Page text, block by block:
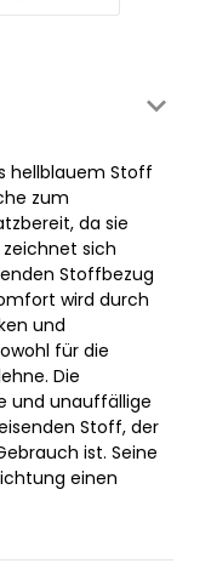
hellblauem Stoff
zum
da sie
sich
Stoffbezug
wird durch
und
für die
Die
und unauffällige
Stoff, der
ist. Seine
einen